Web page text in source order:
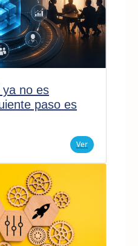
ya no es
paso es
Ver